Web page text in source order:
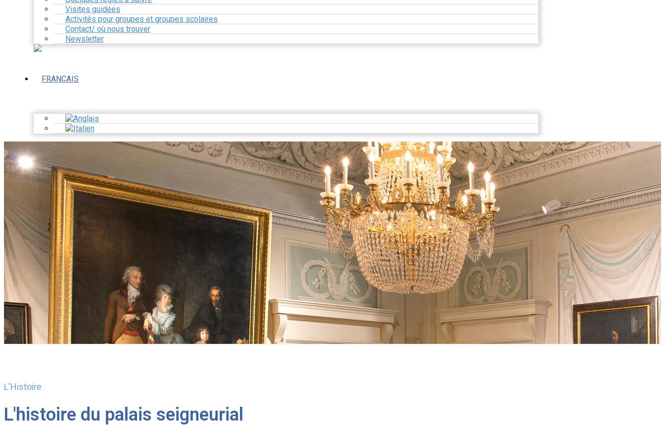
Visites guidées
Activités pour groupes et groupes scolaires
Contact/ où nous trouver
Newsletter
L'Histoire
L'histoire du palais seigneurial